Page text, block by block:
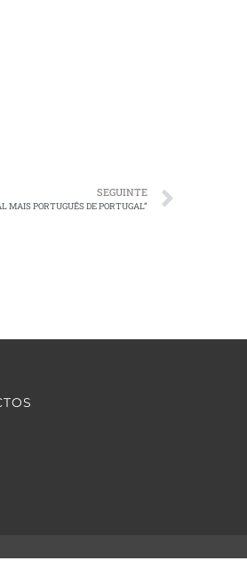
SEGUINTE
MAIS PORTUGUÊS DE PORTUGAL”